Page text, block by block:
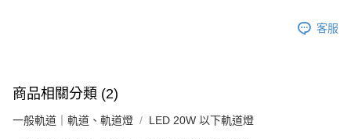
客服
商品相關分類 (2)
一般軌道｜軌道、軌道燈 LED 20W 以下軌道燈